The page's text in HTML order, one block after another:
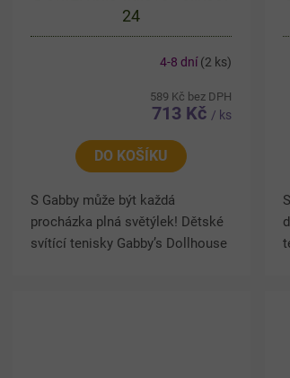
24
4-8 dní(2 ks)
589 Kč bez DPH
713 Kč / ks
DO KOŠÍKU
S Gabby může být každá
procházka plná světýlek! Dětské
svítící tenisky Gabby’s Dollhouse